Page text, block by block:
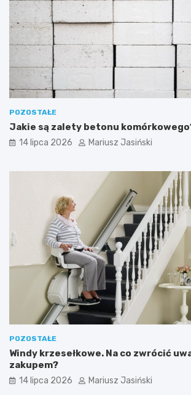
POZOSTAŁE
Jakie są zalety betonu
14 lipca 2026 Mariusz Jasiński
POZOSTAŁE
Windy krzesełkowe. Na co zwrócić
zakupem?
14 lipca 2026 Mariusz Jasiński